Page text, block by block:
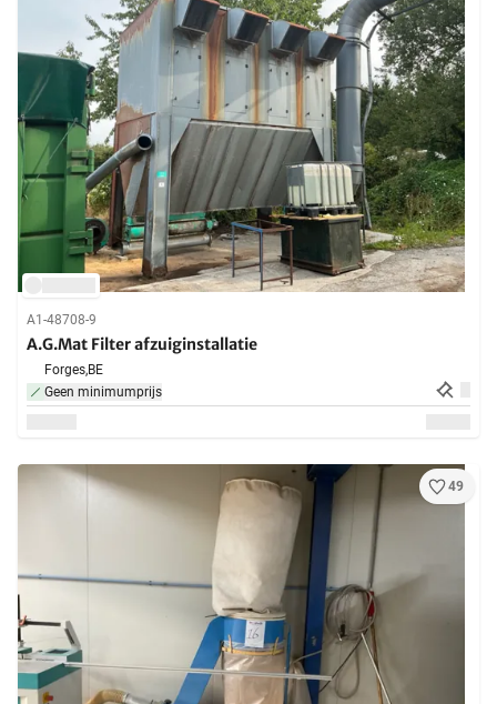
A1-48708-9
A.G.Mat Filter afzuiginstallatie
Forges,BE
Geen minimumprijs
49